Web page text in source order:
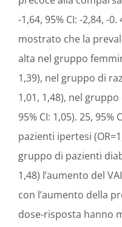
-1,64, 95% CI: -2,84, -
mostrato che la
alta nel gruppo
1,39), nel gruppo di
1,01, 1,48), nel
95% CI: 1,05). 25, 95%
pazienti ipertesi
gruppo di pazienti
1,48) l’aumento del
con l’aumento della
dose-risposta hanno